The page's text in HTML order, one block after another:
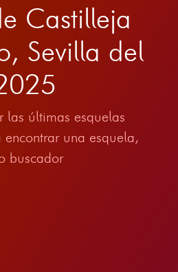
Castilleja
Sevilla del
las últimas esquelas
una esquela,
buscador